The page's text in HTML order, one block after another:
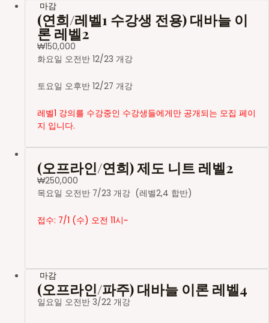
마감
(연희/레벨1 수강생 전용) 대바늘 이
론 레벨2
₩150,000
화요일 오전반 12/23 개강
토요일 오후반 12/27 개강
레벨1 강의를 수강중인 수강생들에게만 공개되는 모집 페이
지 입니다.
(오프라인/연희) 제도 니트 레벨2
₩250,000
목요일 오전반 7/23 개강 (레벨2,4 합반)
접수: 7/1 (수) 오전 11시~
마감
(오프라인/파주) 대바늘 이론 레벨4
일요일 오전반 3/22 개강